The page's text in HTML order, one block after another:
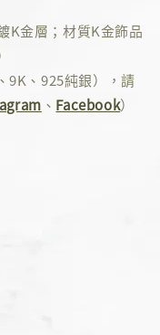
K金層；材質K金飾品
9K、925純銀），請
、 Facebook）